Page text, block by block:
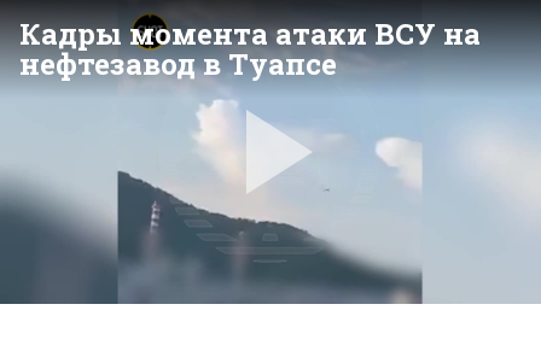
Кадры момента атаки ВСУ на
нефтезавод в Туапсе